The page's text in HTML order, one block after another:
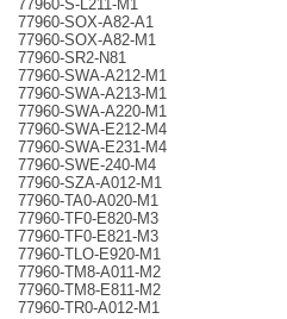
77960-S-L211-M1
77960-SOX-A82-A1
77960-SOX-A82-M1
77960-SR2-N81
77960-SWA-A212-M1
77960-SWA-A213-M1
77960-SWA-A220-M1
77960-SWA-E212-M4
77960-SWA-E231-M4
77960-SWE-240-M4
77960-SZA-A012-M1
77960-TA0-A020-M1
77960-TF0-E820-M3
77960-TF0-E821-M3
77960-TLO-E920-M1
77960-TM8-A011-M2
77960-TM8-E811-M2
77960-TR0-A012-M1